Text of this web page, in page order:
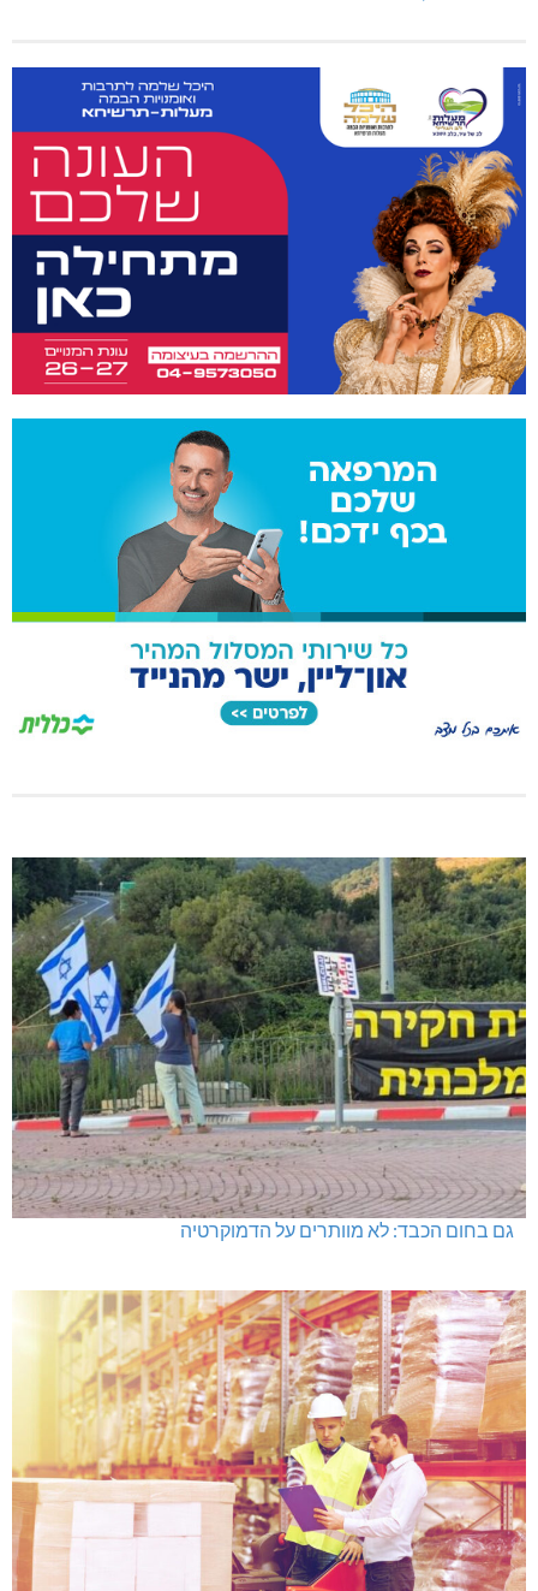
היכל שלמה, מעלות: עונת 26-27
גם בחום הכבד: לא מוותרים על הדמוקרטיה